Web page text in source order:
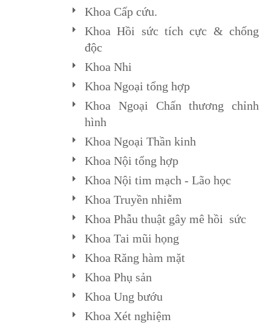
Khoa Cấp cứu.
Khoa Hồi sức tích cực & chống
độc
Khoa Nhi
Khoa Ngoại tổng hợp
Khoa Ngoại Chấn thương chỉnh
hình
Khoa Ngoại Thần kinh
Khoa Nội tổng hợp
Khoa Nội tim mạch - Lão học
Khoa Truyền nhiễm
Khoa Phẫu thuật gây mê hồi sức
Khoa Tai mũi họng
Khoa Răng hàm mặt
Khoa Phụ sản
Khoa Ung bướu
Khoa Xét nghiệm